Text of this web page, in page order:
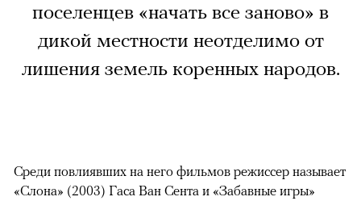
поселенцев «начать все заново» в
дикой местности неотделимо от
лишения земель коренных народов.
Среди повлиявших на него фильмов режиссер называет
«Слона» (2003) Гаса Ван Сента и «Забавные игры»